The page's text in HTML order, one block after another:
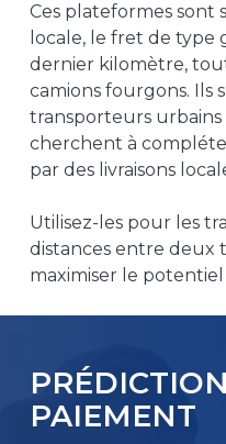
Ces plateformes sont
locale, le fret de type
dernier kilomètre,
camions fourgons. Ils
transporteurs
cherchent à
par des livraisons
Utilisez-les pour les
distances entre deux
maximiser le
PAIEMENT